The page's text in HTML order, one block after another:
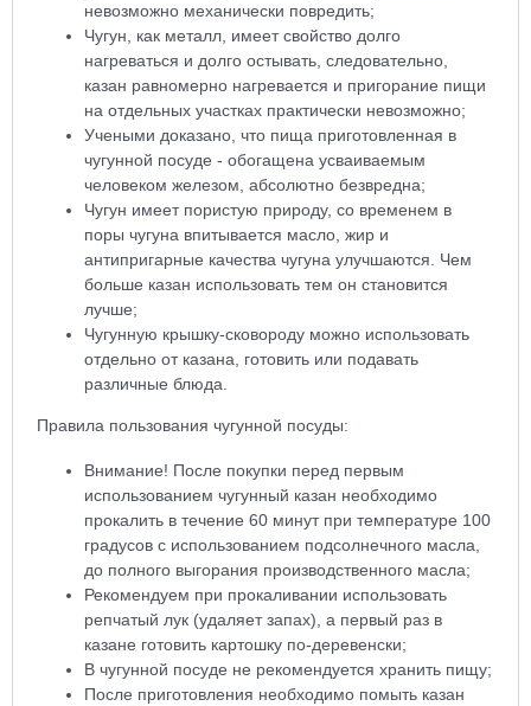
невозможно механически повредить;
Чугун, как металл, имеет свойство долго
нагреваться и долго остывать, следовательно,
казан равномерно нагревается и пригорание пищи
на отдельных участках практически невозможно;
Учеными доказано, что пища приготовленная в
чугунной посуде - обогащена усваиваемым
человеком железом, абсолютно безвредна;
Чугун имеет пористую природу, со временем в
поры чугуна впитывается масло, жир и
антипригарные качества чугуна улучшаются. Чем
больше казан использовать тем он становится
лучше;
Чугунную крышку-сковороду можно использовать
отдельно от казана, готовить или подавать
различные блюда.
Правила пользования чугунной посуды:
Внимание! После покупки перед первым
использованием чугунный казан необходимо
прокалить в течение 60 минут при температуре 100
градусов с использованием подсолнечного масла,
до полного выгорания производственного масла;
Рекомендуем при прокаливании использовать
репчатый лук (удаляет запах), а первый раз в
казане готовить картошку по-деревенски;
В чугунной посуде не рекомендуется хранить пищу;
После приготовления необходимо помыть казан